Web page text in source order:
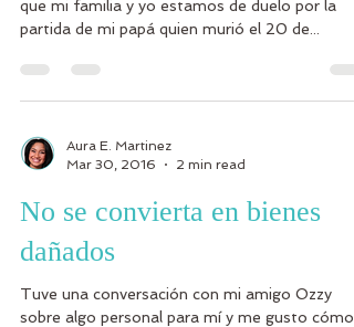
que mi familia y yo estamos de duelo por la
partida de mi papá quien murió el 20 de...
Aura E. Martinez
Mar 30, 2016
2 min read
No se convierta en bienes
dañados
Tuve una conversación con mi amigo Ozzy
sobre algo personal para mí y me gusto cómo